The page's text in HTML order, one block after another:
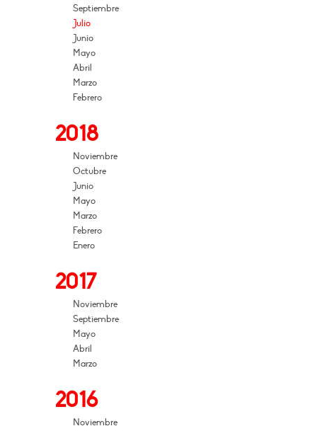
Septiembre
Julio
Junio
Mayo
Abril
Marzo
Febrero
2018
Noviembre
Octubre
Junio
Mayo
Marzo
Febrero
Enero
2017
Noviembre
Septiembre
Mayo
Abril
Marzo
2016
Noviembre